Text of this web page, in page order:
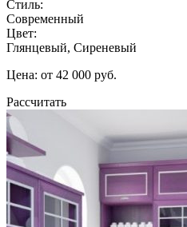
Стиль:
Современный
Цвет:
Глянцевый, Сиреневый
Цена: от 42 000 руб.
Рассчитать